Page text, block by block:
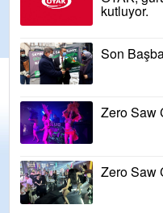
kutluyor.
Son
Zero Saw
Zero Saw